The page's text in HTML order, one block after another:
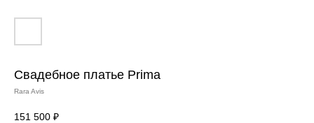
Свадебное платье Prima
Rara Avis
151 500 ₽